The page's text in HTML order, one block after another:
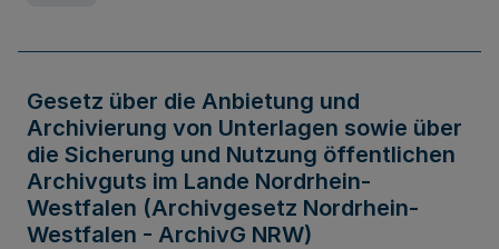
Gesetz über die Anbietung und
Archivierung von Unterlagen sowie über
die Sicherung und Nutzung öffentlichen
Archivguts im Lande Nordrhein-
Westfalen (Archivgesetz Nordrhein-
Westfalen - ArchivG NRW)